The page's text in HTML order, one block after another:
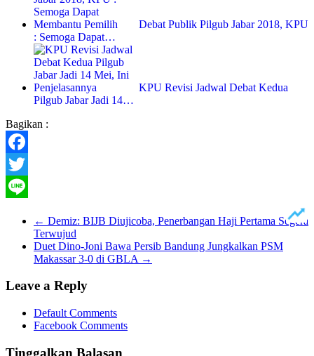
Debat Publik Pilgub Jabar 2018, KPU
: Semoga Dapat…
KPU Revisi Jadwal Debat Kedua
Pilgub Jabar Jadi 14…
Bagikan :
Facebook
Twitter
← Demiz: BIJB Diujicoba, Penerbangan Haji Pertama Segera
Terwujud
Duet Dino-Joni Bawa Persib Bandung Jungkalkan PSM
Makassar 3-0 di GBLA →
Leave a Reply
Default Comments
Facebook Comments
Tinggalkan Balasan